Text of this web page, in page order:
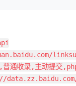
通收录,主动提交